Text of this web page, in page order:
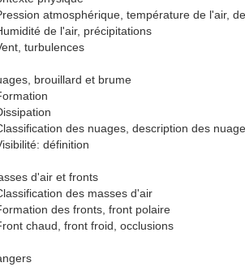
atmosphérique, température de l'air,
de l'air, précipitations
turbulences
brouillard et brume
des nuages, description des
définition
d'air et fronts
des masses d'air
des fronts, front polaire
chaud, front froid, occlusions